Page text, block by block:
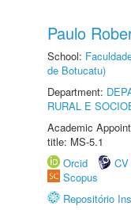
Paulo
School:
de Botucatu)
Department:
RURAL E
Academic
title: MS-5.1
Orcid
Scopus
Repositório